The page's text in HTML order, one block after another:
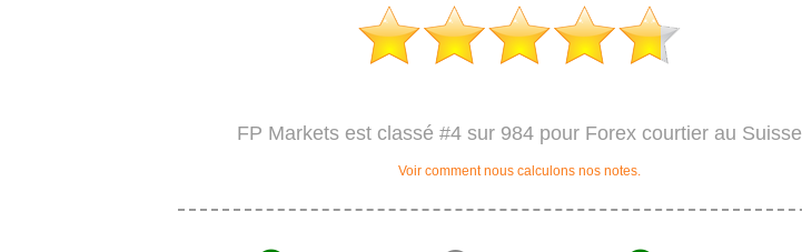
FP Markets est classé #4 sur 984 pour Forex courtier au Suisse
Voir comment nous calculons nos notes.